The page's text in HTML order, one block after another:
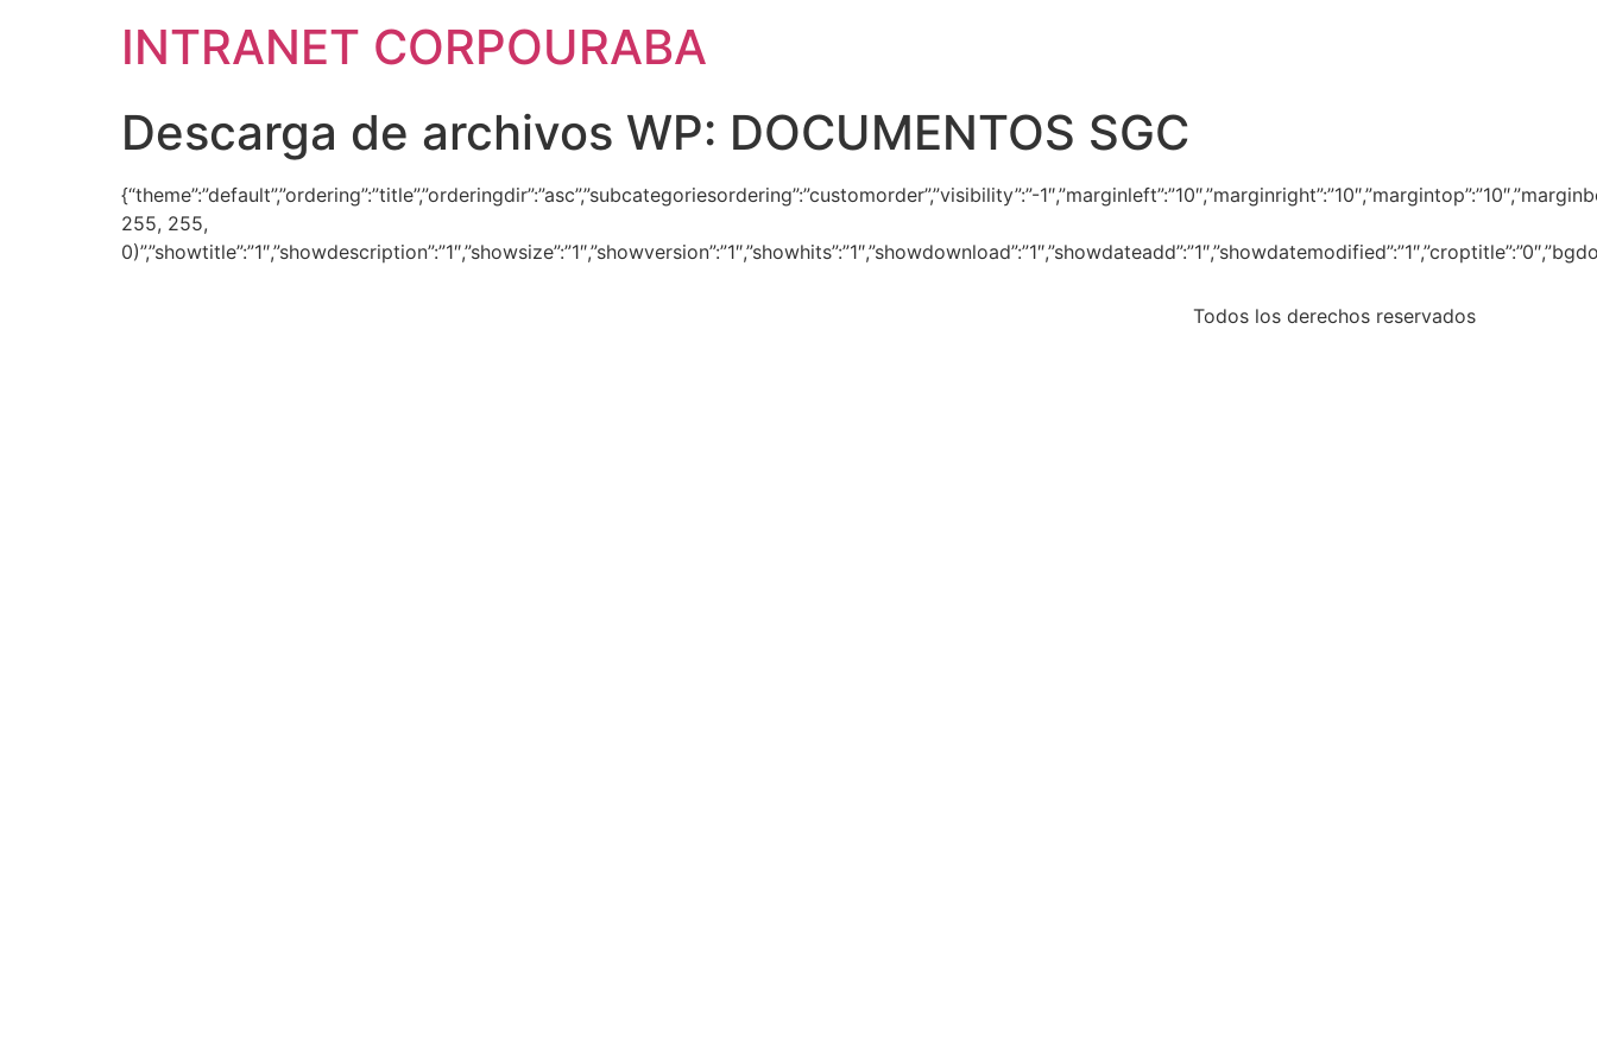
INTRANET CORPOURABA
Descarga de archivos WP: DOCUMENTOS SGC
{“theme”:”default”,”ordering”:”title”,”orderingdir”:”asc”,”subcategoriesordering”:”customorder”,”visibility”:”-
255, 255,
Todos los derechos reservados